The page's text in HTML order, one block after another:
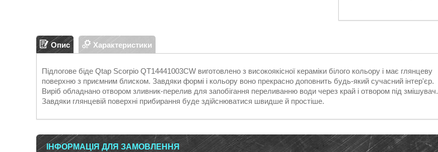
Опис Характеристики
Підлогове біде Qtap Scorpio QT14441003CW виготовлено з високоякісної кераміки білого кольору і має глянцеву
поверхню з приємним блиском. Завдяки формі і кольору воно прекрасно доповнить будь-який сучасний інтер'єр.
Виріб обладнано отвором зливник-перелив для запобігання переливанню води через край і отвором під змішувач.
Завдяки глянцевій поверхні прибирання буде здійснюватися швидше й простіше.
ІНФОРМАЦІЯ ДЛЯ ЗАМОВЛЕННЯ